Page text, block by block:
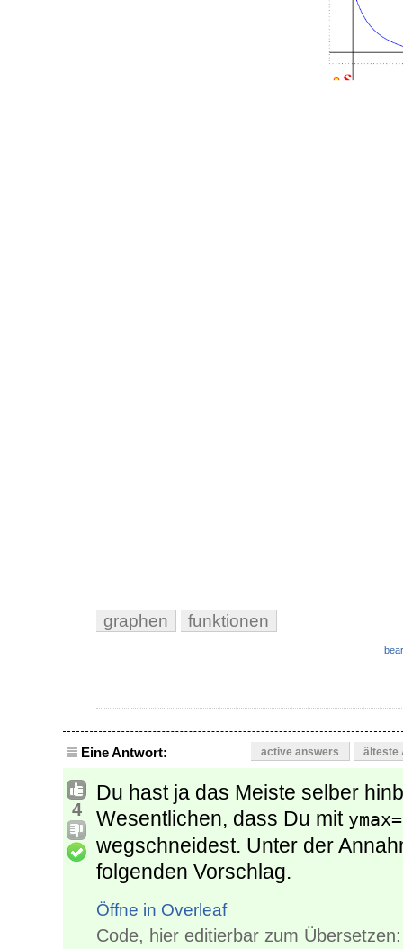
graphen funktionen
Eine Antwort: active answers älteste
4
Du hast ja das Meiste selber
Wesentlichen, dass Du mit
wegschneidest. Unter der
folgenden Vorschlag.
Öffne in Overleaf
Code, hier editierbar zum Übersetzen: